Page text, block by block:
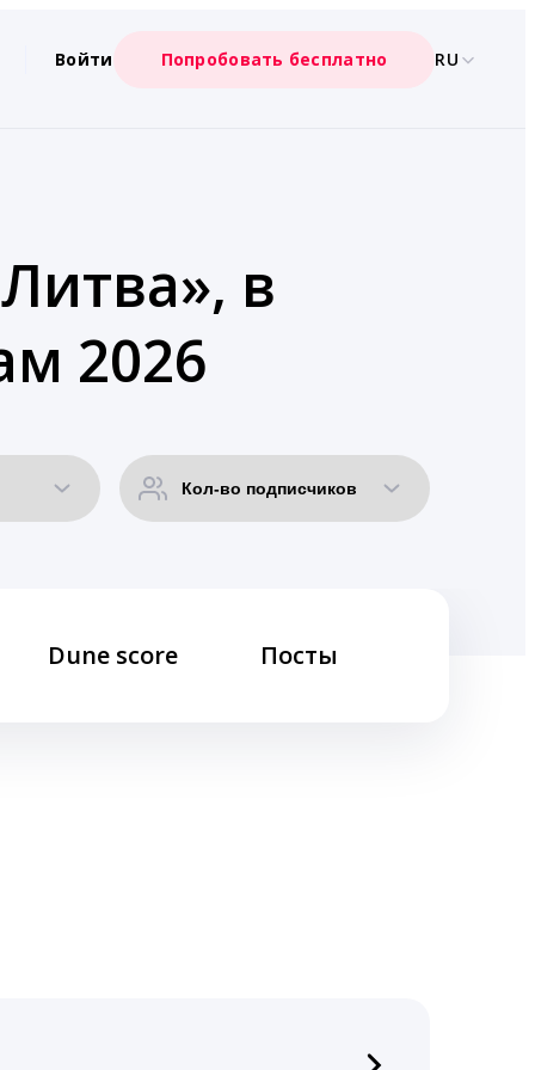
Войти Попробовать бесплатно RU
в
2026
Dune score Посты